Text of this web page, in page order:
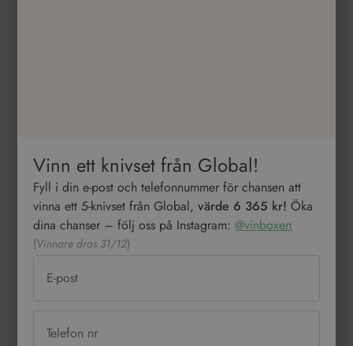
Vinn ett knivset från Global!
Fyll i din e-post och telefonnummer för chansen att
vinna ett 5-knivset från Global,värde 6 365 kr! Öka
dina chanser – följ oss på Instagram:@vinboxen
(Vinnare dras 31/12)